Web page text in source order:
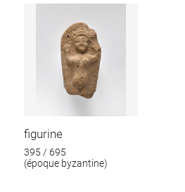
figurine
395 / 695
(époque byzantine)